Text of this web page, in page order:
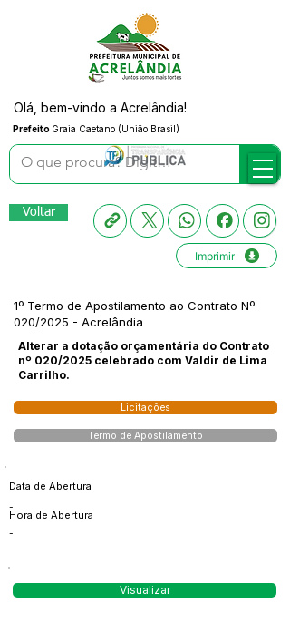
Prefeito Graia Caetano (União Brasil)
Olá, bem-vindo a Acrelândia!
Voltar
Imprimir
1º Termo de Apostilamento ao Contrato Nº
020/2025 - Acrelândia
Alterar a dotação orçamentária do Contrato
nº 020/2025 celebrado com Valdir de Lima
Carrilho.
Licitações
Termo de Apostilamento
Data de Abertura
-
Hora de Abertura
-
Visualizar